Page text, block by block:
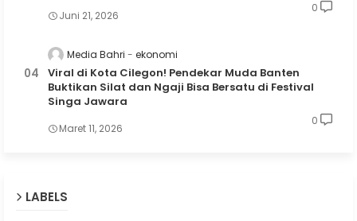
Juni 21, 2026
0
Media Bahri ekonomi
Viral di Kota Cilegon! Pendekar Muda Banten
Buktikan Silat dan Ngaji Bisa Bersatu di Festival
Singa Jawara
Maret 11, 2026
0
LABELS